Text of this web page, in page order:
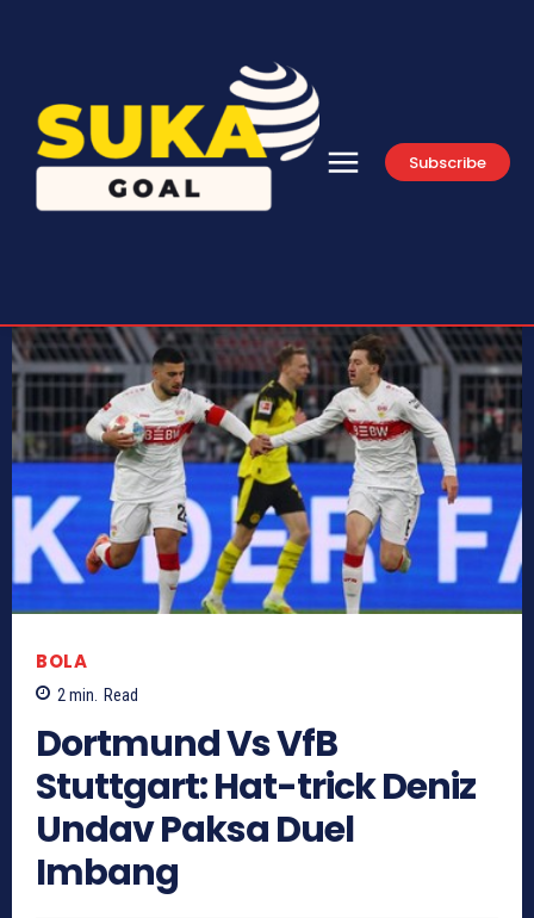
Subscribe
BOLA
2min. Read
Dortmund Vs VfB
Stuttgart: Hat-trick Deniz
Undav Paksa Duel
Imbang